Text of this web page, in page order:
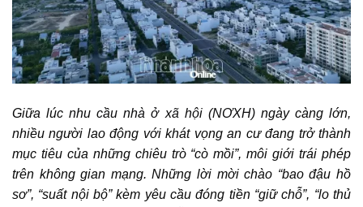
Giữa lúcnhu cầu nhà ở xã hội (NƠXH)ngày càng lớn,
nhiều người lao động với khát vọng an cư đang trở thành
mục tiêu của những chiêu trò “cò mồi”, môi giới trái phép
trên không gian mạng. Những lời mời chào “bao đậu hồ
sơ”, “suất nội bộ” kèm yêu cầu đóng tiền “giữ chỗ”, “lo thủ